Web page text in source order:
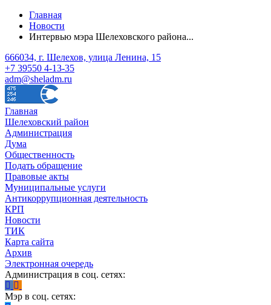
Главная
Новости
Интервью мэра Шелеховского района...
666034, г. Шелехов, улица Ленина, 15
+7 39550 4-13-35
adm@sheladm.ru
Главная
Шелеховский район
Администрация
Дума
Общественность
Подать обращение
Правовые акты
Муниципальные услуги
Антикоррупционная деятельность
КРП
Новости
ТИК
Карта сайта
Архив
Электронная очередь
Администрация в соц. сетях:
Мэр в соц. сетях: